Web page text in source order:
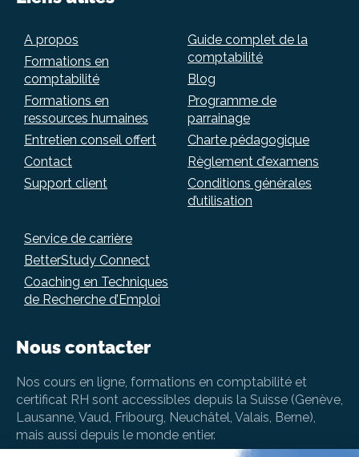
A propos
Formations en
comptabilité
Formations en
ressources humaines
Entretien conseil offert
Contact
Support client
Guide complet de la
comptabilité
Blog
Programme de
parrainage
Charte pédagogique
Règlement d’examens
Conditions générales
d’utilisation
Service de carrière
BetterStudy Connect
Coaching en Techniques
de Recherche d’Emploi
Nous contacter
Nos cours en ligne, formations en comptabilité et
certificat RH sont accessibles depuis la Suisse (Genève,
Lausanne, Vaud, Fribourg, Neuchâtel, Valais, Berne),
mais aussi depuis le monde entier.